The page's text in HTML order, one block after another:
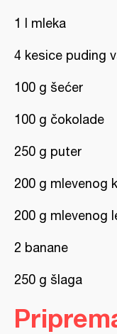
1 l mleka
4 kesice puding
100 g šećer
100 g čokolade
250 g puter
200 g mlevenog
200 g mlevenog
2 banane
250 g šlaga